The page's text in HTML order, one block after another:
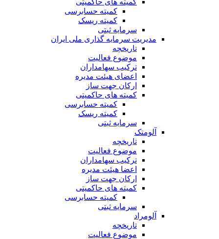
کمیته های حاکمیتی
کمیته حسابرسی
کمیته ریسک
سرمایه ثبتی
مدیریت سرمایه گذاری ملی ایران
تاریخچه
موضوع فعالیت
ترکیب سهامداران
اعضای هیئت مدیره
ارکان جهت ساز
کمیته های حاکمیتی
کمیته حسابرسی
کمیته ریسک
سرمایه ثبتی
آلومتک
تاریخچه
موضوع فعالیت
ترکیب سهامداران
اعضا هیئت مدیره
ارکان جهت ساز
کمیته های حاکمیتی
کمیته حسابرسی
سرمایه ثبتی
آلومراد
تاریخچه
موضوع فعالیت